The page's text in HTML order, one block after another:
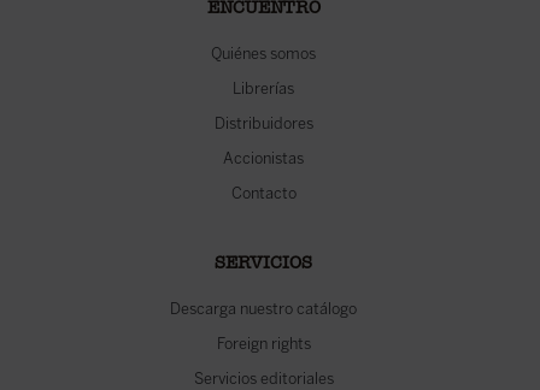
ENCUENTRO
Quiénes somos
Librerías
Distribuidores
Accionistas
Contacto
SERVICIOS
Descarga nuestro catálogo
Foreign rights
Servicios editoriales